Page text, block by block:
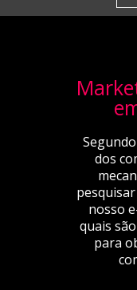
dos
nosso
quais
para